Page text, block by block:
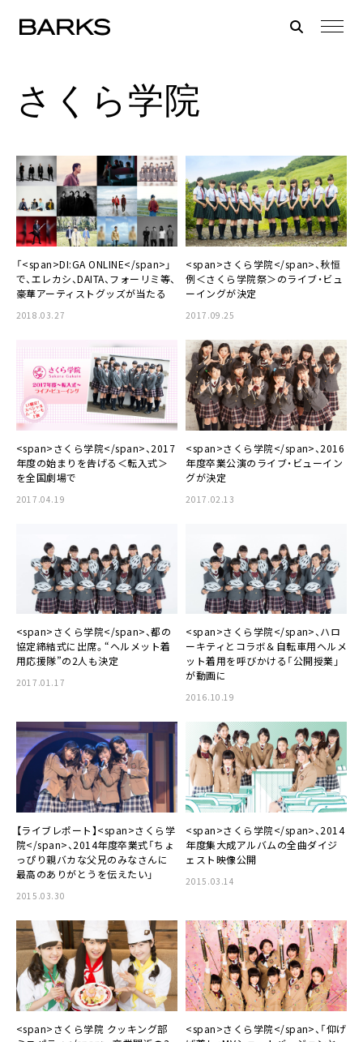
さくら学院
「<span>DI:GA ONLINE</span>」
で、エレカシ、DAITA、フォーリミ等、
豪華アーティストグッズが当たる
2018.03.27
<span>さくら学院</span>、秋恒
例＜さくら学院祭＞のライブ・ビュ
ーイングが決定
2017.09.25
<span>さくら学院</span>、2017
年度の始まりを告げる＜転入式＞
を全国劇場で
2017.04.19
<span>さくら学院</span>、2016
年度卒業公演のライブ・ビューイン
グが決定
2017.02.13
<span>さくら学院</span>、都の
協定締結式に出席。“ヘルメット着
用応援隊”の2人も決定
2017.01.17
<span>さくら学院</span>、ハロ
ーキティとコラボ＆自転車用ヘルメ
ット着用を呼びかける「公開授業」
が動画に
2016.10.19
【ライブレポート】<span>さくら学
院</span>、2014年度卒業式「ちょ
っぴり親バカな父兄のみなさんに
最高のありがとうを伝えたい」
2015.03.30
<span>さくら学院</span>、2014
年度集大成アルバムの全曲ダイジ
ェスト映像公開
2015.03.14
<span>さくら学院 クッキング部
<span>さくら学院</span>、「仰げ